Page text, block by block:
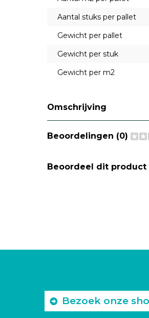
Aantal stuks per pallet
Gewicht per pallet
Gewicht per stuk
Gewicht per m2
Omschrijving
Beoordelingen (0)
Beoordeel dit product
Bezoek onze